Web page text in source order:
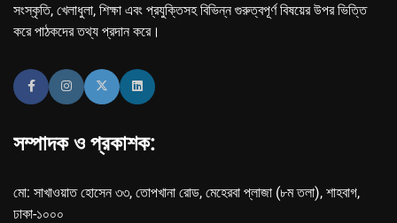
সংস্কৃতি, খেলাধুলা, শিক্ষা এবং প্রযুক্তিসহ বিভিন্ন গুরুত্বপূর্ণ বিষয়ের উপর ভিত্তি
করে পাঠকদের তথ্য প্রদান করে।
সম্পাদক ও প্রকাশক:
মো: সাখাওয়াত হোসেন ৩৩, তোপখানা রোড, মেহেরবা প্লাজা (৮ম তলা), শাহবাগ,
ঢাকা-১০০০